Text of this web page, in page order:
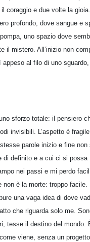
coraggio e due volte la gioia.
profondo, dove sangue e
uno spazio dove
mistero. All’inizio non
al filo di uno
sforzo totale: il pensiero
invisibili. L’aspetto è
parole inizio e fine
definito e a cui ci si
nei passi e mi perdo
è la morte: troppo
una vaga idea di dove
che riguarda solo me.
tesse il destino del mondo.
viene, senza un